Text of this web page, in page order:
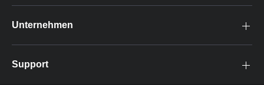
Unternehmen
Support